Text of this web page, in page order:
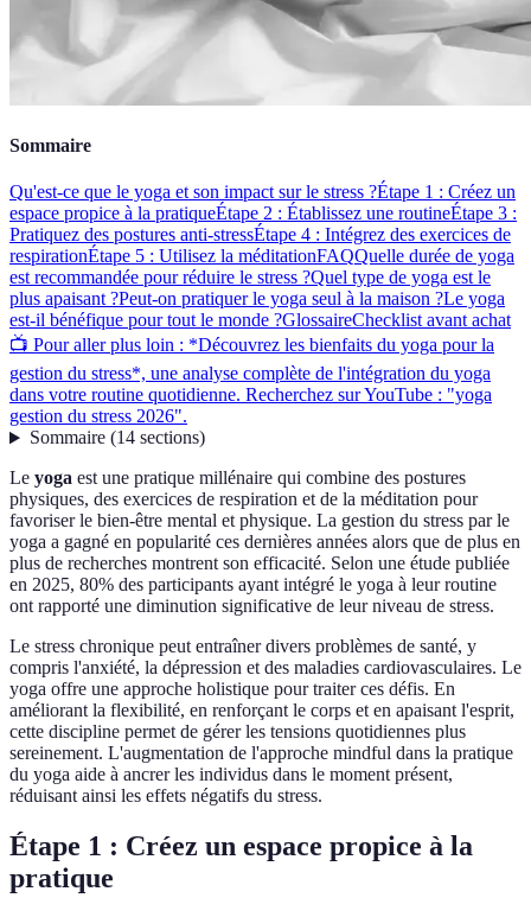
Sommaire
Qu'est-ce que le yoga et son impact sur le stress ?Étape 1 : Créez un
espace propice à la pratiqueÉtape 2 : Établissez une routineÉtape 3 :
Pratiquez des postures anti-stressÉtape 4 : Intégrez des exercices de
respirationÉtape 5 : Utilisez la méditationFAQQuelle durée de yoga
est recommandée pour réduire le stress ?Quel type de yoga est le
plus apaisant ?Peut-on pratiquer le yoga seul à la maison ?Le yoga
est-il bénéfique pour tout le monde ?GlossaireChecklist avant achat
📺 Pour aller plus loin : *Découvrez les bienfaits du yoga pour la
gestion du stress*, une analyse complète de l'intégration du yoga
dans votre routine quotidienne. Recherchez sur YouTube : "yoga
gestion du stress 2026".
Sommaire(14 sections)
Le yoga est une pratique millénaire qui combine des postures
physiques, des exercices de respiration et de la méditation pour
favoriser le bien-être mental et physique. La gestion du stress par le
yoga a gagné en popularité ces dernières années alors que de plus en
plus de recherches montrent son efficacité. Selon une étude publiée
en 2025, 80% des participants ayant intégré le yoga à leur routine
ont rapporté une diminution significative de leur niveau de stress.
Le stress chronique peut entraîner divers problèmes de santé, y
compris l'anxiété, la dépression et des maladies cardiovasculaires. Le
yoga offre une approche holistique pour traiter ces défis. En
améliorant la flexibilité, en renforçant le corps et en apaisant l'esprit,
cette discipline permet de gérer les tensions quotidiennes plus
sereinement. L'augmentation de l'approche mindful dans la pratique
du yoga aide à ancrer les individus dans le moment présent,
réduisant ainsi les effets négatifs du stress.
Étape 1 : Créez un espace propice à la
pratique